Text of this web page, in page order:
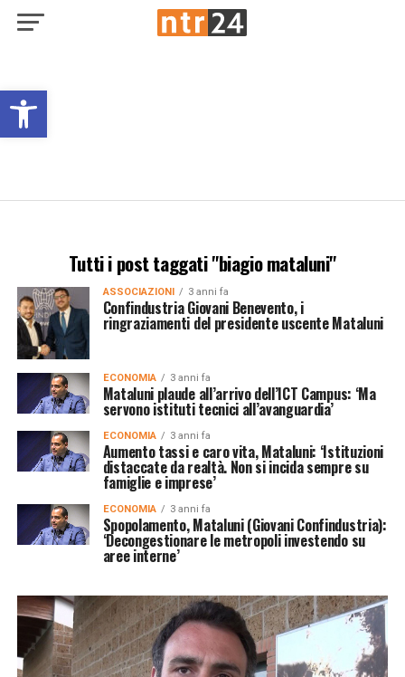
Open toolbar
Tutti i post taggati "biagio mataluni"
ASSOCIAZIONI 3 anni fa
Confindustria Giovani Benevento, i
ringraziamenti del presidente uscente Mataluni
ECONOMIA 3 anni fa
Mataluni plaude all’arrivo dell’ICT Campus: ‘Ma
servono istituti tecnici all’avanguardia’
ECONOMIA 3 anni fa
Aumento tassi e caro vita, Mataluni: ‘Istituzioni
distaccate da realtà. Non si incida sempre su
famiglie e imprese’
ECONOMIA 3 anni fa
Spopolamento, Mataluni (Giovani Confindustria):
‘Decongestionare le metropoli investendo su
aree interne’